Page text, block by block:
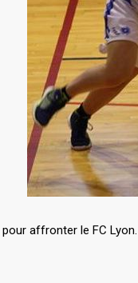
pour affronter le FC Lyon.